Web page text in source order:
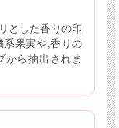
とした香りの印
系果実や,香りの
から抽出されま